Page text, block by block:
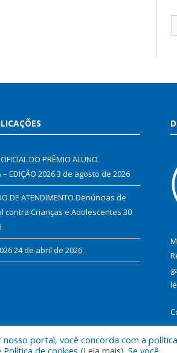
DO PRÊMIO ALUNO
– EDIÇÃO 20263 de agosto de 2026
DE ATENDIMENTO Denúncias de
contra Crianças e Adolescentes 30
24 de abril de 2026
portal, você concorda com a
de cookies (Leia mais). Se você